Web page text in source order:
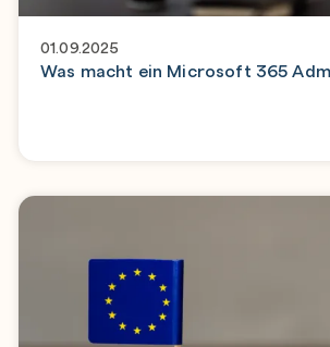
01.09.2025
Was macht ein Microsoft 365